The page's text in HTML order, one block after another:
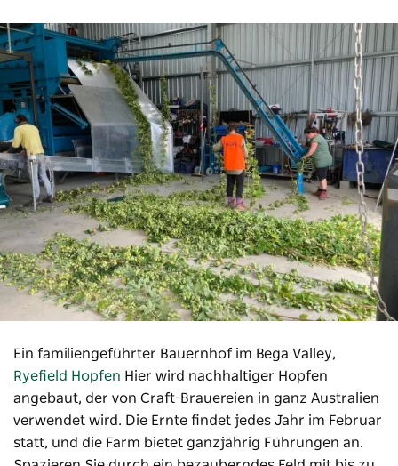
Ein familiengeführter Bauernhof im Bega Valley,
Ryefield Hopfen Hier wird nachhaltiger Hopfen
angebaut, der von Craft-Brauereien in ganz Australien
verwendet wird. Die Ernte findet jedes Jahr im Februar
statt, und die Farm bietet ganzjährig Führungen an.